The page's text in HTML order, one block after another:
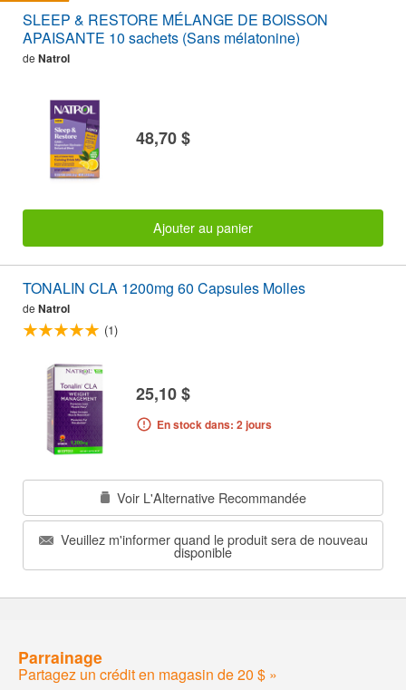
SLEEP & RESTORE MÉLANGE DE BOISSON
APAISANTE 10 sachets (Sans mélatonine)
de Natrol
48,70 $
Ajouter au panier
TONALIN CLA 1200mg 60 Capsules Molles
de Natrol
(1)
25,10 $
En stock dans: 2 jours
Voir L'Alternative Recommandée
Veuillez m'informer quand le produit sera de nouveau
disponible
Parrainage
Partagez un crédit en magasin de 20 $ »